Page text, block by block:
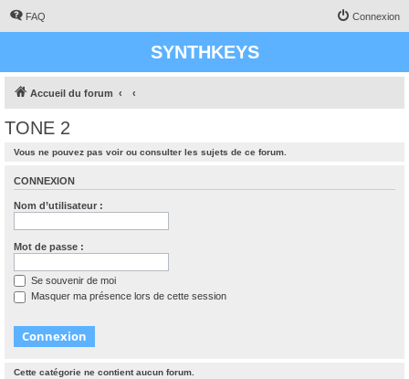
FAQ Connexion
SYNTHKEYS
Accueil du forum
TONE 2
Vous ne pouvez pas voir ou consulter les sujets de ce forum.
CONNEXION
Nom d’utilisateur :
Mot de passe :
Se souvenir de moi
Masquer ma présence lors de cette session
Cette catégorie ne contient aucun forum.